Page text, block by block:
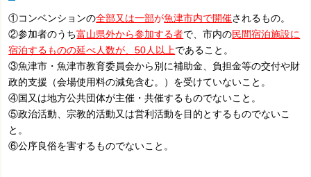
①コンベンションの全部又は一部が魚津市内で開催されるもの。
②参加者のうち富山県外から参加する者で、市内の民間宿泊施設に
宿泊するものの延べ人数が、50人以上であること。
③魚津市・魚津市教育委員会から別に補助金、負担金等の交付や財
政的支援（会場使用料の減免含む。）を受けていないこと。
④国又は地方公共団体が主催・共催するものでないこと。
⑤政治活動、宗教的活動又は営利活動を目的とするものでないこ
と。
⑥公序良俗を害するものでないこと。